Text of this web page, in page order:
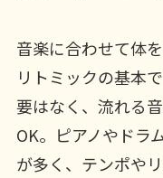
音楽に合わせて体
リトミックの基本
要はなく、流れる
OK。ピアノやドラ
が多く、テンポや